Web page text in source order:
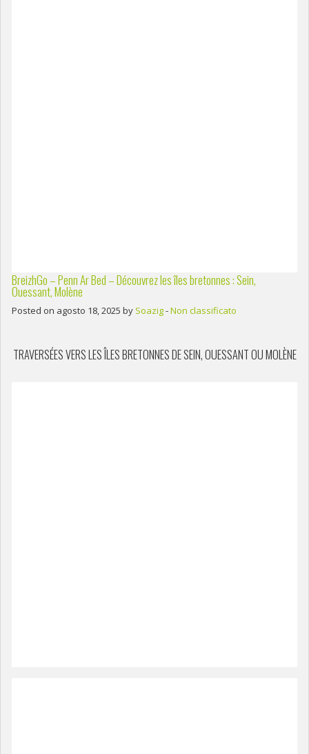
BreizhGo – Penn Ar Bed – Découvrez les îles bretonnes : Sein,
Ouessant, Molène
Posted on agosto 18, 2025 by Soazig-Non classificato
TRAVERSÉES VERS LES ÎLES BRETONNES DE SEIN, OUESSANT OU MOLÈNE